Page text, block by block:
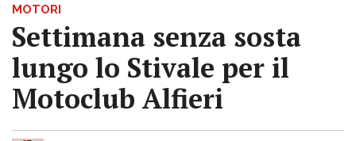
MOTORI
Settimana senza sosta
lungo lo Stivale per il
Motoclub Alfieri